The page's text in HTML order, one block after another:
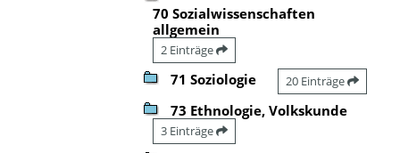
70 Sozialwissenschaften
allgemein
2 Einträge
71 Soziologie 20 Einträge
73 Ethnologie, Volkskunde
3 Einträge